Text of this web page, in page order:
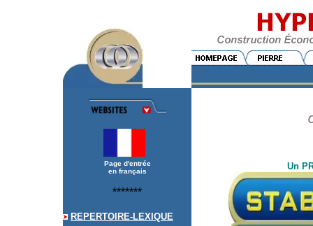
Page d'entrée
en français
*******
REPERTOIRE-LEXIQUE
Un